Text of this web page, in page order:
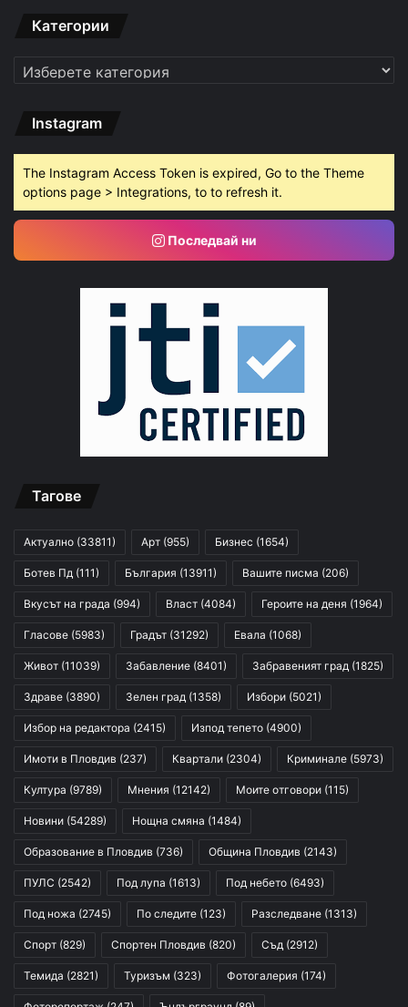
Категории
Категории
Instagram
The Instagram Access Token is expired, Go to the Theme
options page > Integrations, to to refresh it.
Последвай ни
Тагове
Актуално (33811) Арт (955) Бизнес (1654)
Ботев Пд (111) България (13911) Вашите писма (206)
Вкусът на града (994) Власт (4084) Героите на деня (1964)
Гласове (5983) Градът (31292) Евала (1068)
Живот (11039) Забавление (8401) Забравеният град (1825)
Здраве (3890) Зелен град (1358) Избори (5021)
Избор на редактора (2415) Изпод тепето (4900)
Имоти в Пловдив (237) Квартали (2304) Криминале (5973)
Култура (9789) Мнения (12142) Моите отговори (115)
Новини (54289) Нощна смяна (1484)
Образование в Пловдив (736) Община Пловдив (2143)
ПУЛС (2542) Под лупа (1613) Под небето (6493)
Под ножа (2745) По следите (123) Разследване (1313)
Спорт (829) Спортен Пловдив (820) Съд (2912)
Темида (2821) Туризъм (323) Фотогалерия (174)